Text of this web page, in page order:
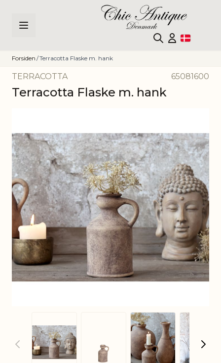
Forsiden /Terracotta Flaske m. hank
TERRACOTTA 65081600
Terracotta Flaske m. hank
View larger image
View larger image
View larger